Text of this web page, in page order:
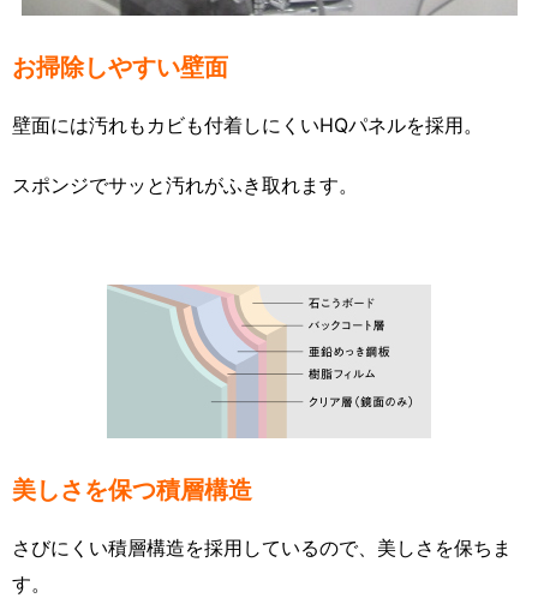
お掃除しやすい壁面
壁面には汚れもカビも付着しにくいHQパネルを採用。
スポンジでサッと汚れがふき取れます。
美しさを保つ積層構造
さびにくい積層構造を採用しているので、美しさを保ちま
す。